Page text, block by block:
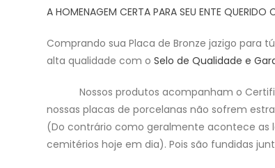
A HOMENAGEM CERTA PARA SEU ENTE
Comprando sua Placa de Bronze jazigo para
alta qualidade com oSelo de Qualidade e
Nossos produtos acompanham o
nossas placas de porcelanas não sofrem
(Do contrário como geralmente acontece as
cemitérios hoje em dia). Pois são fundidas